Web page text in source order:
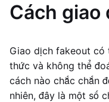
Cách giao
Giao dịch fakeout có
thức và không thể
cách nào chắc chắn
nhiên, đây là một số